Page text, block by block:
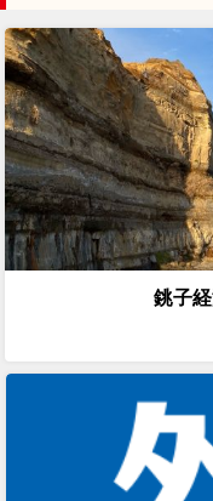
銚子